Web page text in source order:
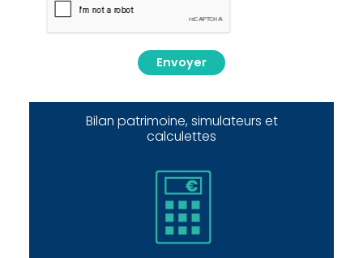
Envoyer
Bilan patrimoine, simulateurs et
calculettes